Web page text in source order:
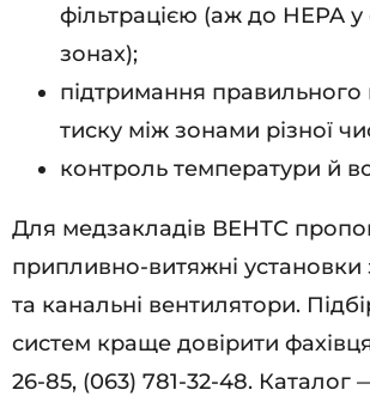
фільтрацією (аж до HEPA
зонах);
підтримання правильного
тиску між зонами різної
контроль температури й
Для медзакладів ВЕНТС
припливно-витяжні установки
та канальні вентилятори.
систем краще довірити
26-85, (063) 781-32-48. Каталог